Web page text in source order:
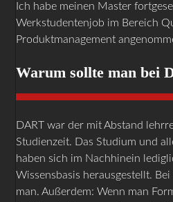
Ich habe meinen Master
Werkstudentenjob im Bereich
Produktmanagement
Warum sollte man bei
DART war der mit Abstand
Studienzeit. Das Studium und
haben sich im Nachhinein
Wissensbasis herausgestellt.
man. Außerdem: Wenn man